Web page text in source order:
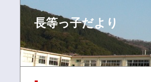
長等っ子だより